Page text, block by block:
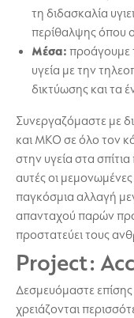
τη διδασκαλία
περίθαλψης όπου
Μέσα: προάγουμε
υγεία με την
δικτύωσης και τα
Συνεργαζόμαστε με
και ΜΚΟ σε όλο τον
στην υγεία στα
αυτές οι
παγκόσμια αλλαγή
απανταχού παρών
προστατεύει τους
Project:
Δεσμευόμαστε
χρειάζονται